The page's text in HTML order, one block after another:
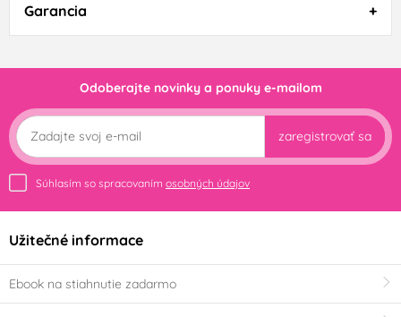
Garancia
Odoberajte novinky a ponuky e-mailom
zaregistrovať sa
Súhlasím so spracovaním osobných údajov
Užitečné informace
Ebook na stiahnutie zadarmo